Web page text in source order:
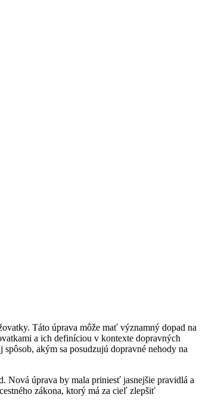
Táto úprava môže mať významný dopad na
a ich definíciou v kontexte dopravných
akým sa posudzujú dopravné nehody na
Nová úprava by mala priniesť jasnejšie pravidlá a
zákona, ktorý má za cieľ zlepšiť